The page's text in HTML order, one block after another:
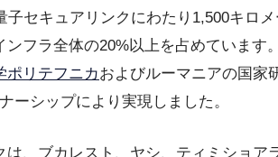
子セキュアリンクにわたり1,500キロ
フラ全体の20%以上を占めています
ポリテフニカおよびルーマニアの国家
ーシップにより実現しました。
は、ブカレスト、ヤシ、ティミショア